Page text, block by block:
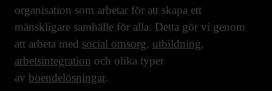
organisation som arbetar för att skapa ett
mänskligare samhälle för alla. Detta gör vi genom
att arbeta med social omsorg, utbildning,
arbetsintegration och olika typer
av boendelösningar.